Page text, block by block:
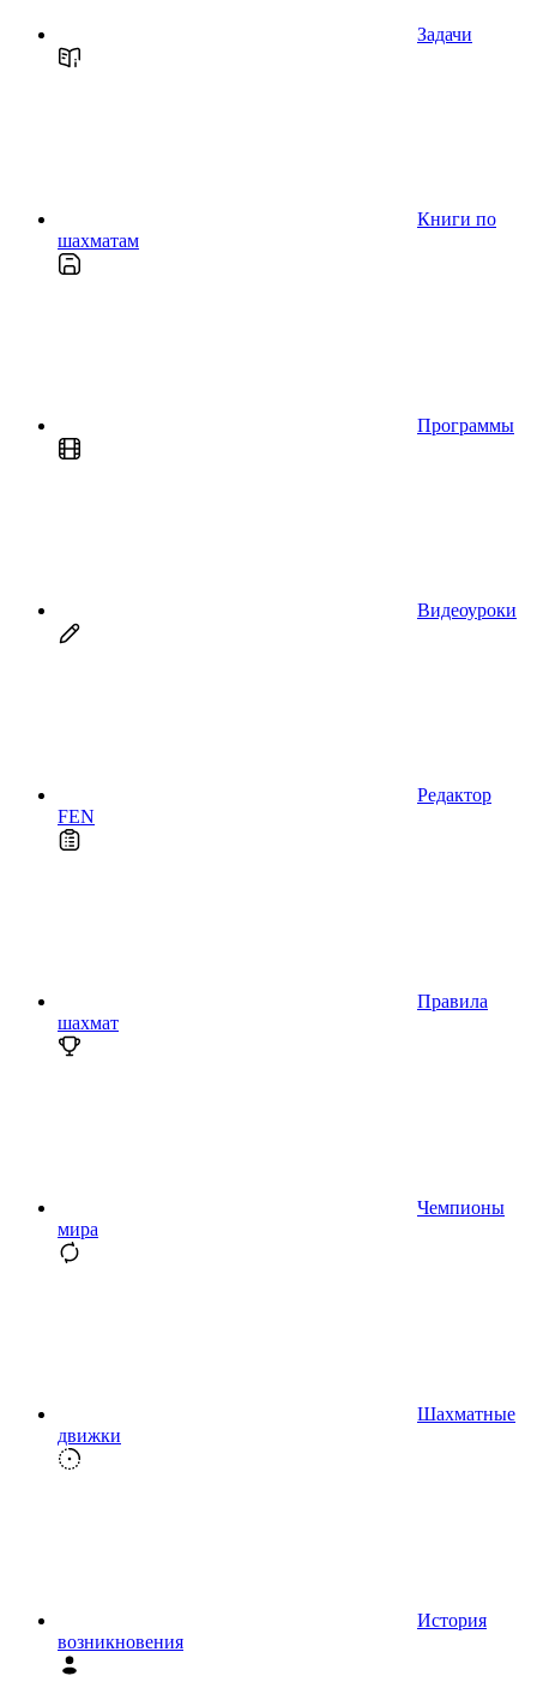
Задачи
Книги по
шахматам
Программы
Видеоуроки
Редактор
FEN
Правила
шахмат
Чемпионы
мира
Шахматные
движки
История
возникновения